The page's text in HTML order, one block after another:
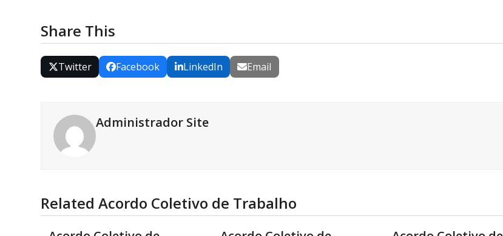
Share This
Twitter Facebook LinkedIn Email
Administrador Site
Related Acordo Coletivo de Trabalho